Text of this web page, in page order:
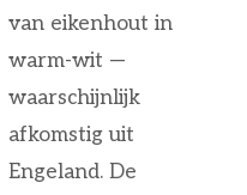
van eikenhout in
warm-wit —
waarschijnlijk
afkomstig uit
Engeland. De